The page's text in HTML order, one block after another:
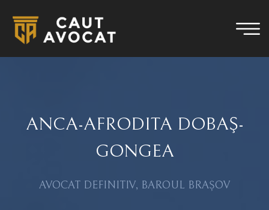
ANCA-AFRODITA DOBAŞ-
GONGEA
AVOCAT DEFINITIV, BAROUL BRAȘOV